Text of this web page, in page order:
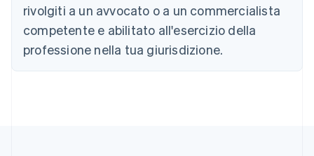
rivolgiti a un avvocato o a un commercialista
competente e abilitato all'esercizio della
professione nella tua giurisdizione.
Brasile
Bulgaria
English